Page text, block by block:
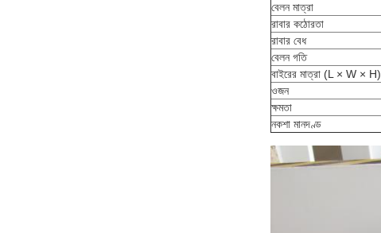
বেলন মাত্রা
রাবার কঠোরতা
রাবার বেধ
বেলন গতি
বাইরের মাত্রা (L × W × H)
ওজন
ক্ষমতা
নকশা মানদণ্ড